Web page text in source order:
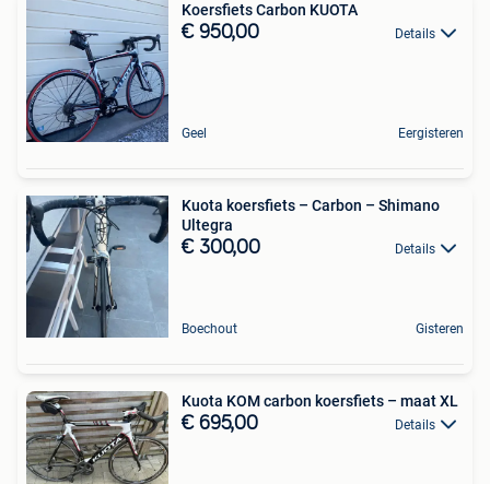
Koersfiets Carbon KUOTA
€ 950,00 Details
Geel Eergisteren
Kuota koersfiets – Carbon – Shimano
Ultegra
€ 300,00 Details
Boechout Gisteren
Kuota KOM carbon koersfiets – maat XL
€ 695,00 Details